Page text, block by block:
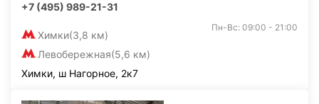
+7 (495) 989-21-31
Химки(3,8 км)
Левобережная(5,6 км)
Пн-Вс: 09:00 - 21:00
Химки, ш Нагорное, 2к7